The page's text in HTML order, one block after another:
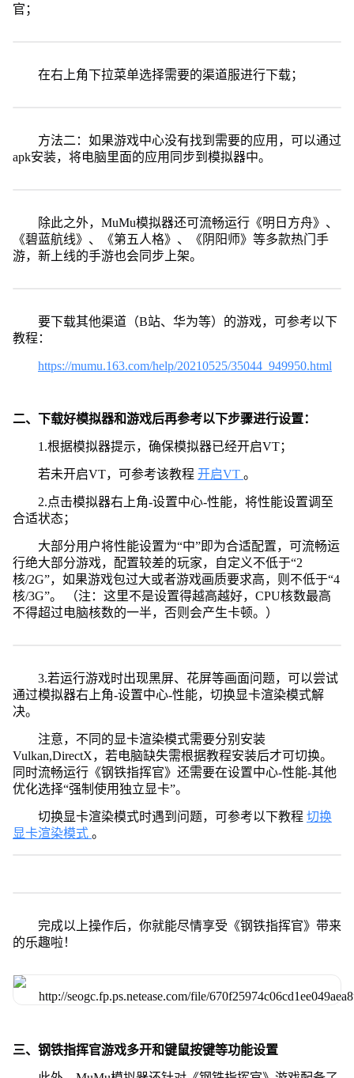
官；
在右上角下拉菜单选择需要的渠道服进行下载；
方法二：如果游戏中心没有找到需要的应用，可以通过
apk安装，将电脑里面的应用同步到模拟器中。
除此之外，MuMu模拟器还可流畅运行《明日方舟》、
《碧蓝航线》、《第五人格》、《阴阳师》等多款热门手
游，新上线的手游也会同步上架。
要下载其他渠道（B站、华为等）的游戏，可参考以下
教程：
https://mumu.163.com/help/20210525/35044_949950.html
二、下载好模拟器和游戏后再参考以下步骤进行设置：
1.根据模拟器提示，确保模拟器已经开启VT；
若未开启VT，可参考该教程 开启VT 。
2.点击模拟器右上角-设置中心-性能，将性能设置调至
合适状态；
大部分用户将性能设置为“中”即为合适配置，可流畅运
行绝大部分游戏，配置较差的玩家，自定义不低于“2
核/2G”，如果游戏包过大或者游戏画质要求高，则不低于“4
核/3G”。 （注：这里不是设置得越高越好，CPU核数最高
不得超过电脑核数的一半，否则会产生卡顿。）
3.若运行游戏时出现黑屏、花屏等画面问题，可以尝试
通过模拟器右上角-设置中心-性能，切换显卡渲染模式解
决。
注意，不同的显卡渲染模式需要分别安装
Vulkan,DirectX，若电脑缺失需根据教程安装后才可切换。
同时流畅运行《钢铁指挥官》还需要在设置中心-性能-其他
优化选择“强制使用独立显卡”。
切换显卡渲染模式时遇到问题，可参考以下教程 切换
显卡渲染模式 。
完成以上操作后，你就能尽情享受《钢铁指挥官》带来
的乐趣啦！
三、钢铁指挥官游戏多开和键鼠按键等功能设置